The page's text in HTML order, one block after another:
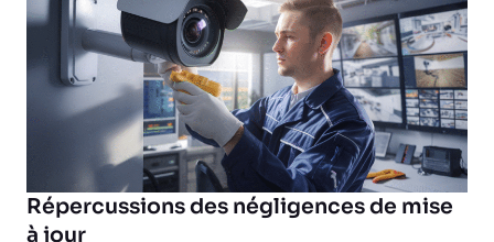
Répercussions des négligences de mise
à jour